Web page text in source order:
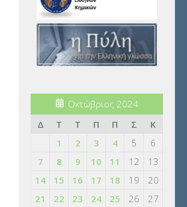
Οκτώβριος 2024
Δ
Τ Τ Π Π Σ
Κ
1
2 3 4 5
6
7
8 9 10 11 12
13
14
15 16 17 18 19
20
21
22 23 24 25 26 27